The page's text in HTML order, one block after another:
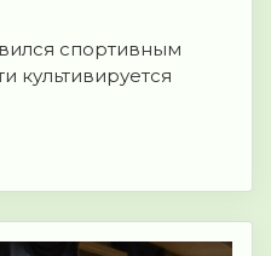
спортивным
культивируется